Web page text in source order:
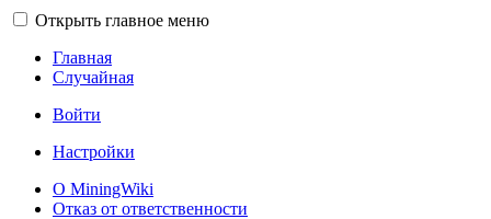
Открыть главное меню
Главная
Случайная
Войти
Настройки
О MiningWiki
Отказ от ответственности